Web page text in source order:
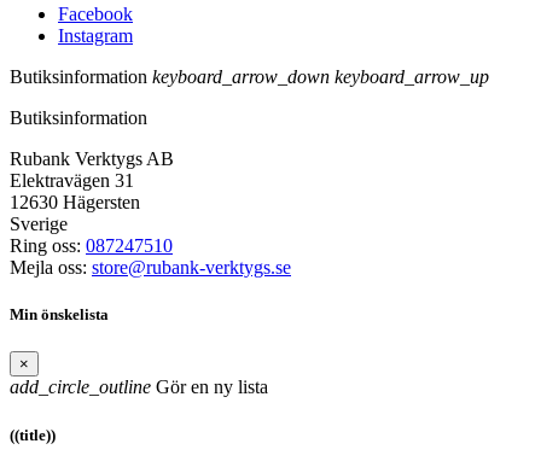
Facebook
Instagram
Butiksinformation keyboard_arrow_down keyboard_arrow_up
Butiksinformation
Rubank Verktygs AB
Elektravägen 31
12630 Hägersten
Sverige
Ring oss: 087247510
Mejla oss: store@rubank-verktygs.se
Min önskelista
×
add_circle_outline Gör en ny lista
((title))